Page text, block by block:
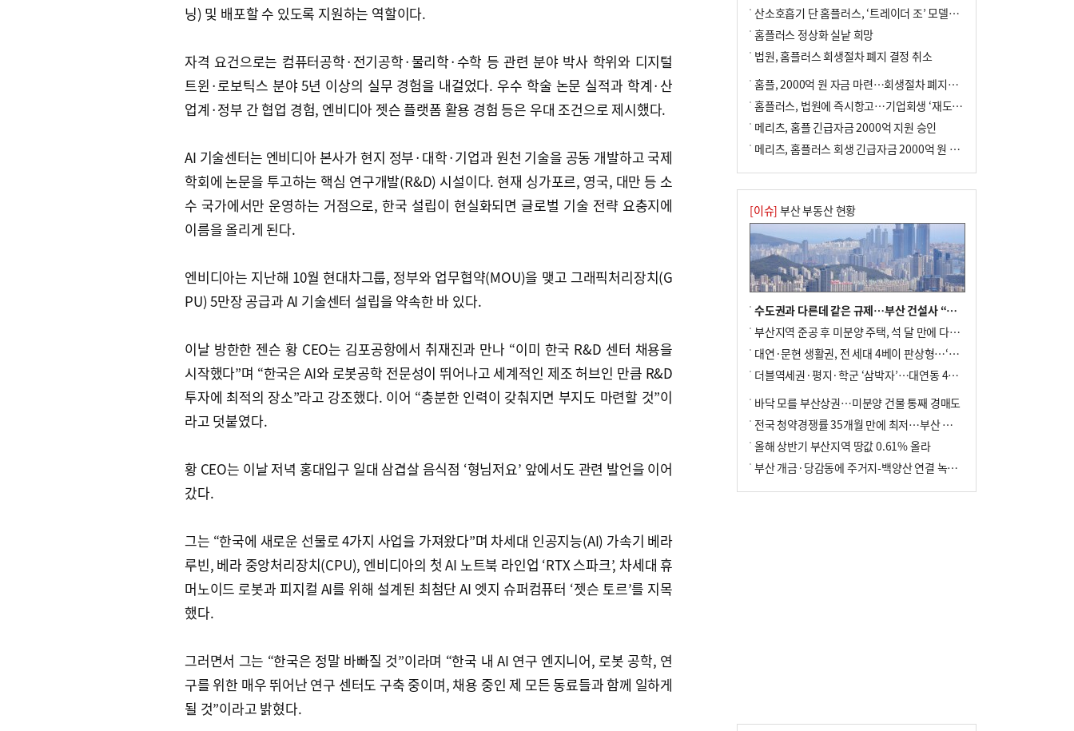
닝) 및 배포할 수 있도록 지원하는 역할이다.
자격 요건으로는 컴퓨터공학·전기공학·물리학·수학 등 관련 분야 박사 학위와 디지털
트윈·로보틱스 분야 5년 이상의 실무 경험을 내걸었다. 우수 학술 논문 실적과 학계·산
업계·정부 간 협업 경험, 엔비디아 젯슨 플랫폼 활용 경험 등은 우대 조건으로 제시했다.
AI 기술센터는 엔비디아 본사가 현지 정부·대학·기업과 원천 기술을 공동 개발하고 국제
학회에 논문을 투고하는 핵심 연구개발(R&D) 시설이다. 현재 싱가포르, 영국, 대만 등 소
수 국가에서만 운영하는 거점으로, 한국 설립이 현실화되면 글로벌 기술 전략 요충지에
이름을 올리게 된다.
엔비디아는 지난해 10월 현대차그룹, 정부와 업무협약(MOU)을 맺고 그래픽처리장치(G
PU) 5만장 공급과 AI 기술센터 설립을 약속한 바 있다.
이날 방한한 젠슨 황 CEO는 김포공항에서 취재진과 만나 “이미 한국 R&D 센터 채용을
시작했다”며 “한국은 AI와 로봇공학 전문성이 뛰어나고 세계적인 제조 허브인 만큼 R&D
투자에 최적의 장소”라고 강조했다. 이어 “충분한 인력이 갖춰지면 부지도 마련할 것”이
라고 덧붙였다.
황 CEO는 이날 저녁 홍대입구 일대 삼겹살 음식점 ‘형님저요’ 앞에서도 관련 발언을 이어
갔다.
그는 “한국에 새로운 선물로 4가지 사업을 가져왔다”며 차세대 인공지능(AI) 가속기 베라
루빈, 베라 중앙처리장치(CPU), 엔비디아의 첫 AI 노트북 라인업 ‘RTX 스파크’, 차세대 휴
머노이드 로봇과 피지컬 AI를 위해 설계된 최첨단 AI 엣지 슈퍼컴퓨터 ‘젯슨 토르’를 지목
했다.
그러면서 그는 “한국은 정말 바빠질 것”이라며 “한국 내 AI 연구 엔지니어, 로봇 공학, 연
구를 위한 매우 뛰어난 연구 센터도 구축 중이며, 채용 중인 제 모든 동료들과 함께 일하게
될 것”이라고 밝혔다.
산소호흡기 단 홈플러스, ‘트레이더 조’ 모델로 살아날까
홈플러스 정상화 실낱 희망
법원, 홈플러스 회생절차 폐지 결정 취소
홈플, 2000억 원 자금 마련…회생절차 폐지에 즉시항고(종합)
홈플러스, 법원에 즉시항고…기업회생 ‘재도전’
메리츠, 홈플 긴급자금 2000억 지원 승인
메리츠, 홈플러스 회생 긴급자금 2000억 원 지원 승인
[이슈] 부산 부동산 현황
수도권과 다른데 같은 규제…부산 건설사 “쓰러지기 직전”
부산지역 준공 후 미분양 주택, 석 달 만에 다시 3000가구 넘어서
대연·문현 생활권, 전 세대 4베이 판상형…‘더샵 트리센트’ 내달 분양
더블역세권·평지·학군 ‘삼박자’…대연동 42층 브랜드 단지
바닥 모를 부산상권…미분양 건물 통째 경매도
전국 청약경쟁률 35개월 만에 최저…부산 미분양 ‘적체’ 심화
올해 상반기 부산지역 땅값 0.61% 올라
부산 개금·당감동에 주거지-백양산 연결 녹지 조성